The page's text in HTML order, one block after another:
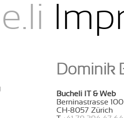
Dominik
Bucheli IT & Web
Berninastrasse 100
CH-8057 Zürich